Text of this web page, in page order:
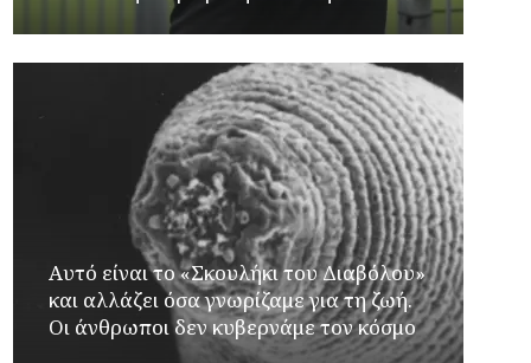
Αυτό είναι το «Σκουλήκι του Διαβόλου»
και αλλάζει όσα γνωρίζαμε για τη ζωή.
Οι άνθρωποι δεν κυβερνάμε τον κόσμο